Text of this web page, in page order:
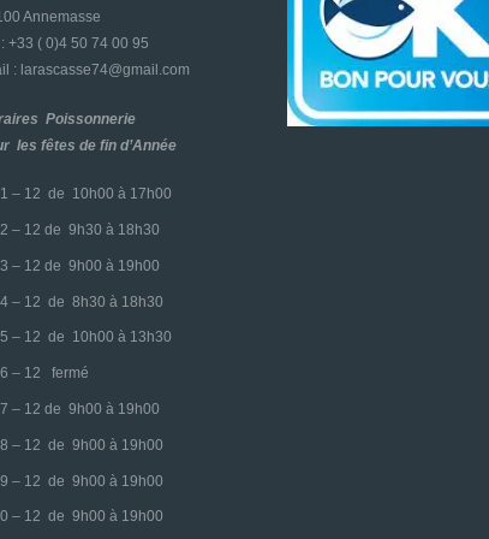
Annemasse
: +33 ( 0)4 50 74 00 95
: larascasse74@gmail.com
Poissonnerie
les fêtes de fin d’Année
– 12 de 10h00 à 17h00
– 12 de 9h30 à 18h30
– 12 de 9h00 à 19h00
– 12 de 8h30 à 18h30
– 12 de 10h00 à 13h30
– 12 fermé
– 12 de 9h00 à 19h00
– 12 de 9h00 à 19h00
– 12 de 9h00 à 19h00
– 12 de 9h00 à 19h00